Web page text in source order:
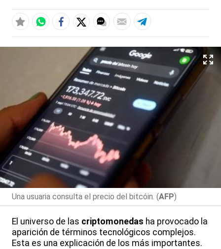
Una usuaria consulta el precio del bitcóin. (AFP)
El universo de las criptomonedas ha provocado la
aparición de términos tecnológicos complejos.
Esta es una explicación de los más importantes.